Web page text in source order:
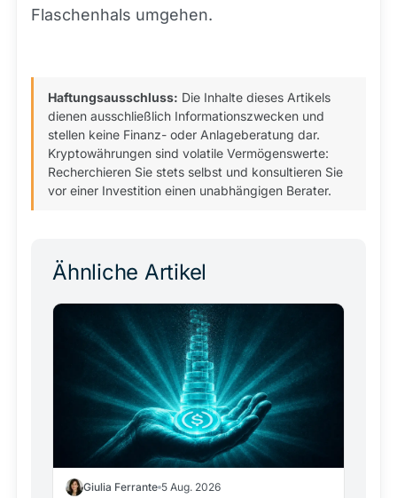
Flaschenhals umgehen.
Haftungsausschluss: Die Inhalte dieses Artikels
dienen ausschließlich Informationszwecken und
stellen keine Finanz- oder Anlageberatung dar.
Kryptowährungen sind volatile Vermögenswerte:
Recherchieren Sie stets selbst und konsultieren Sie
vor einer Investition einen unabhängigen Berater.
Ähnliche Artikel
Giulia Ferrante 5 Aug. 2026